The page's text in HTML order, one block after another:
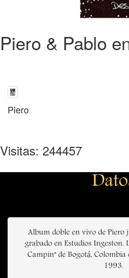
Piero & Pablo
Piero
Visitas: 244457
Album doble en vivo de Piero
grabado en Estudios Ingeston.
Campin" de Bogotá,
1993.